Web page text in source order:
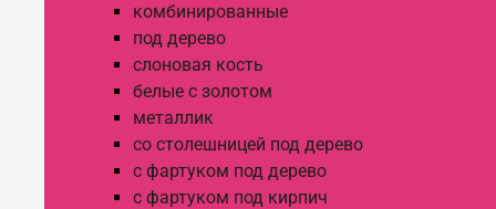
комбинированные
под дерево
слоновая кость
белые с золотом
металлик
со столешницей под дерево
с фартуком под дерево
с фартуком под кирпич